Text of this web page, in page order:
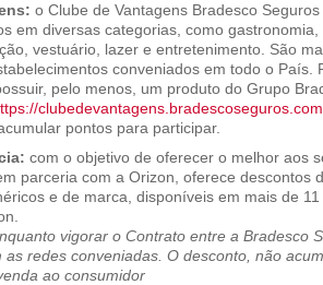
o Clube de Vantagens Bradesco
em diversas categorias, como
vestuário, lazer e entretenimento. São
conveniados em todo o País.
pelo menos, um produto do Grupo
pontos para participar.
com o objetivo de oferecer o melhor aos
parceria com a Orizon, oferece descontos
e de marca, disponíveis em mais de
vigorar o Contrato entre a Bradesco
as redes conveniadas. O desconto, não
ao consumidor